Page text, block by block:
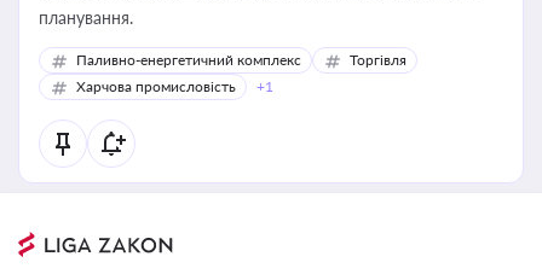
планування.
Паливно-енергетичний комплекс
Торгівля
Харчова промисловість
+1